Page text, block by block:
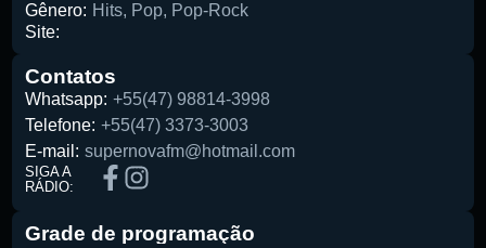
Gênero: Hits, Pop, Pop-Rock
Site:
Contatos
Whatsapp: +55(47) 98814-3998
Telefone: +55(47) 3373-3003
E-mail: supernovafm@hotmail.com
SIGA A
RÁDIO:
Grade de programação